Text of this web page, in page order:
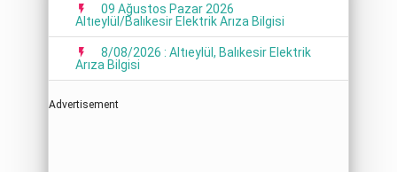
09 Ağustos Pazar 2026
Altıeylül/Balıkesir Elektrik Arıza Bilgisi
8/08/2026 : Altıeylül, Balıkesir Elektrik
Arıza Bilgisi
Advertisement